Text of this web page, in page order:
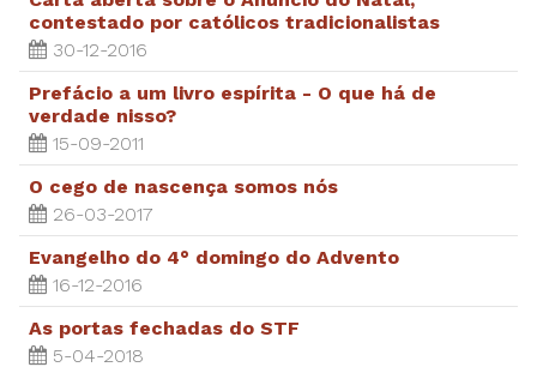
contestado por católicos tradicionalistas
30-12-2016
Prefácio a um livro espírita - O que há de
verdade nisso?
15-09-2011
O cego de nascença somos nós
26-03-2017
Evangelho do 4° domingo do Advento
16-12-2016
As portas fechadas do STF
5-04-2018